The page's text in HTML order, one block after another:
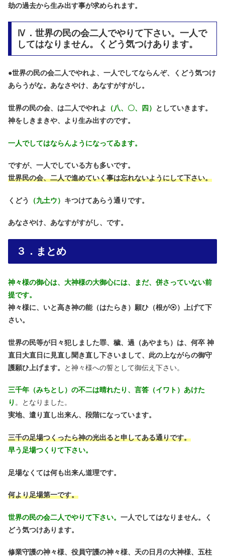
劫の過去から生み出す事が求められます。
Ⅳ．世界の民の会二人でやりて下さい。一人で
してはなりません。くどう気つけあります。
●世界の民の会二人でやれよ、一人でしてならんぞ、くどう気つけ
あらうがな。あなさやけ、あなすがすがし。
世界の民の会、は二人でやれよ （八、〇、四）
としていきます。
神をしきまきや、より生み出すのです。
一人でしてはならんようになってゐます。
ですが、一人でしている方も多いです。
世界民の会、二人で進めていく事は忘れないようにして下さい。
くどう （九土ウ） キつけてあらう通りです。
あなさやけ、あなすがすがし、です。
３．まとめ
神々様の御心は、大神様の大御心には、まだ、併さっていない前
提です。
神々様に、いと高き神の能（はたらき）願ひ（根が⦿）上げて下
さい。
世界の民等が日々犯しました罪、穢、過（あやまち）は、何卒 神
直日大直日に見直し聞き直し下さいまして、此の上ながらの御守
護願ひ上げます。
と神々様への誓として御伝え下さい。
三千年（みちとし）の不二は晴れたり、言答（イワト）あけた
り 。となりました。
実地、遣り直し出来ん、段階になっています。
三千の足場つくったら神の光出ると申してある通りです。
早う足場つくりて下さい。
足場なくては何も出来ん道理です。
何より足場第一です。
世界の民の会二人でやりて下さい。 一人でしてはなりません。く
どう気つけあります。
修業守護の神々様、役員守護の神々様、天の日月の大神様、五柱